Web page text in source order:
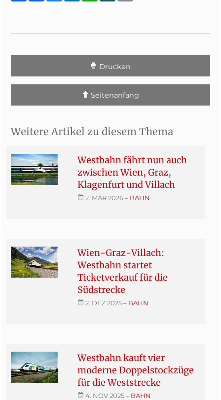
Drucken
Seitenanfang
Weitere Artikel zu diesem Thema
Westbahn fährt nun auch
zwischen Wien, Graz,
Klagenfurt und Villach
2. MÄR 2026– BAHN
Wien-Graz-Villach:
Westbahn startet
Ticketverkauf für die
Südstrecke
2. DEZ 2025– BAHN
Westbahn kauft vier
moderne Doppelstockzüge
für die Weststrecke
4. NOV 2025– BAHN